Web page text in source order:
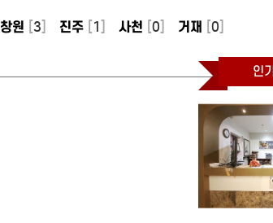
창원 3 진주 1 사천 0 거재 0
인